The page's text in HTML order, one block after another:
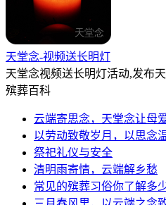
天堂念-视频送长明灯
天堂念视频送长明灯活动,发布
殡葬百科
云端寄思念，天堂念让母
以劳动致敬岁月，以思念
祭祀礼仪与安全
清明雨寄情，云端解乡愁
常见的殡葬习俗你了解多少